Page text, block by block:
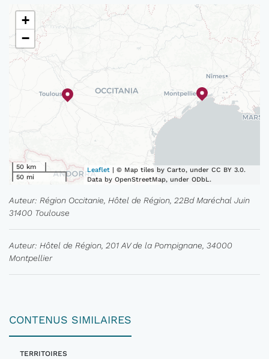
+
−
50 km
50 mi
Leaflet | © Map tiles by Carto, under CC BY 3.0.
Data by OpenStreetMap, under ODbL.
Auteur: Région Occitanie, Hôtel de Région, 22Bd Maréchal Juin
31400 Toulouse
Auteur: Hôtel de Région, 201 AV de la Pompignane, 34000
Montpellier
CONTENUS SIMILAIRES
TERRITOIRES